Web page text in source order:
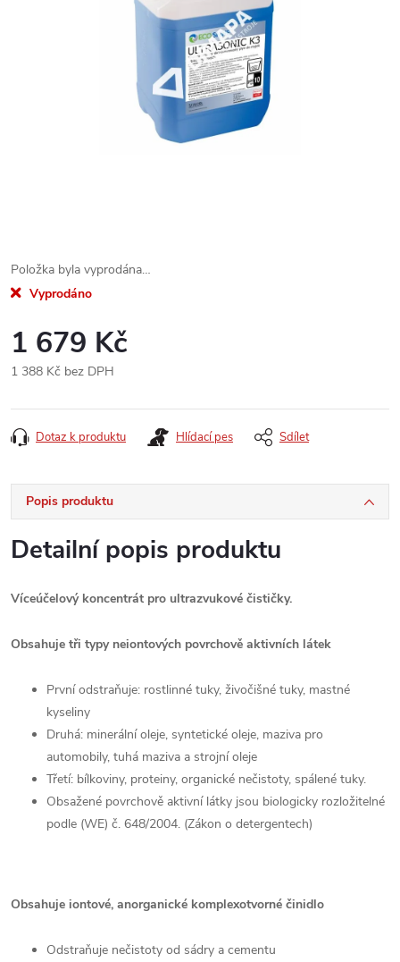
Položka byla vyprodána…
Vyprodáno
1 679 Kč
1 388 Kč bez DPH
cena:
Dotaz k produktu Hlídací pes Sdílet
Popis produktu
Detailní popis produktu
Víceúčelový koncentrát pro ultrazvukové čističky.
Obsahuje tři typy neiontových povrchově aktivních látek
První odstraňuje: rostlinné tuky, živočišné tuky, mastné
kyseliny
Druhá: minerální oleje, syntetické oleje, maziva pro
automobily, tuhá maziva a strojní oleje
Třetí: bílkoviny, proteiny, organické nečistoty, spálené tuky.
Obsažené povrchově aktivní látky jsou biologicky rozložitelné
podle (WE) č. 648/2004. (Zákon o detergentech)
Obsahuje iontové, anorganické komplexotvorné činidlo
Odstraňuje nečistoty od sádry a cementu